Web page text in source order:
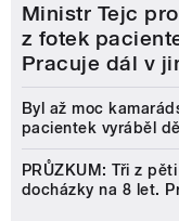
Ministr Tejc
z fotek
Pracuje dál v
Byl až moc
pacientek vyráběl
PRŮZKUM: Tři z
docházky na 8 let.